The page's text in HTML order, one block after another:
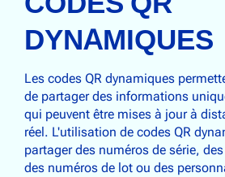
DYNAMIQUES
Les codes QR dynamiques
de partager des informations
qui peuvent être mises à jour à
réel. L'utilisation de codes QR
partager des numéros de série,
des numéros de lot ou des